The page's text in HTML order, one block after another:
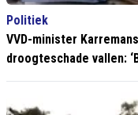
Politiek
VVD-minister
droogteschade vallen: